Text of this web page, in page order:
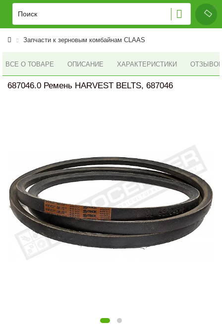
Запчасти к зерновым комбайнам CLAAS
ВСЕ О ТОВАРЕ ОПИСАНИЕ ХАРАКТЕРИСТИКИ ОТЗЫВОВ
687046.0 Ремень HARVEST BELTS, 687046